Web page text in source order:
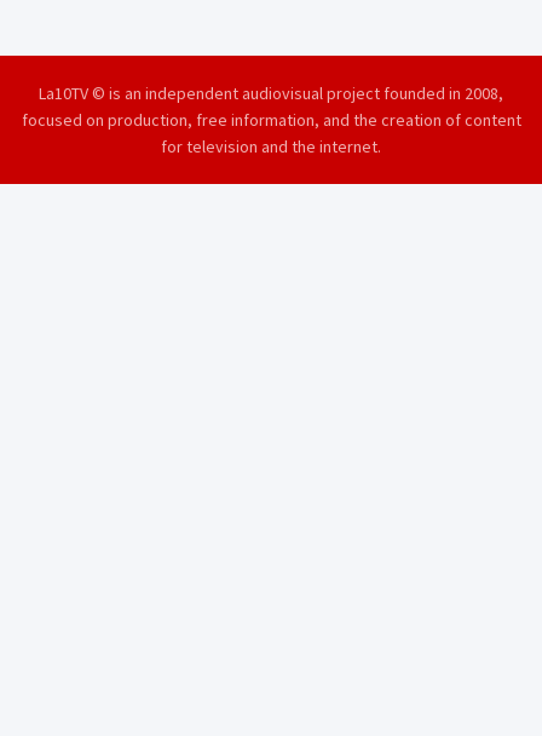
La10TV © is an independent audiovisual project founded in 2008,
focused on production, free information, and the creation of content
for television and the internet.